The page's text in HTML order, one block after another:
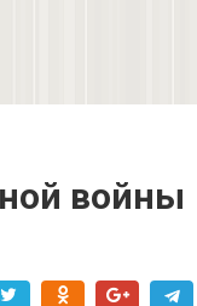
войны